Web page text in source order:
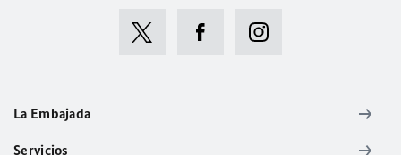
La Embajada
Servicios